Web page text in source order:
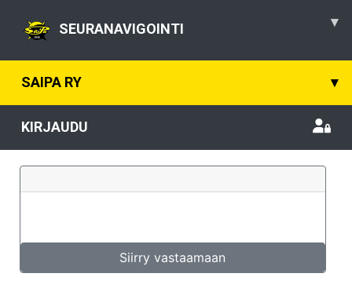
SEURANAVIGOINTI ▾
SAIPA RY ▾
KIRJAUDU